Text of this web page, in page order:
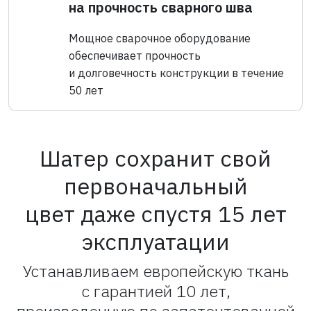
на прочность сварного шва
Мощное сварочное оборудование
обеспечивает прочность
и долговечность конструкции в течение
50 лет
Шатер сохранит свой
первоначальный
цвет даже спустя 15 лет
эксплуатации
Устанавливаем европейскую ткань
с гарантией 10 лет,